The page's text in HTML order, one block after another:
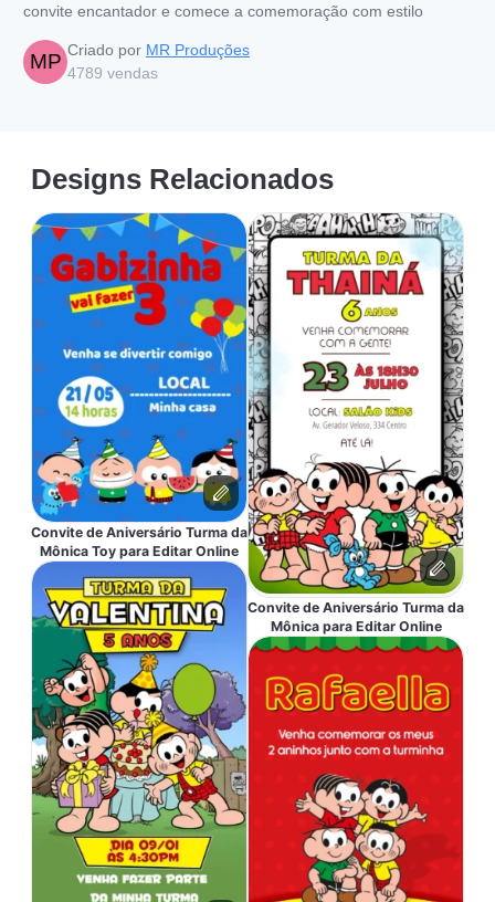
convite encantador e comece a comemoração com estilo
MP Criado por MR Produções
4789 vendas
Designs Relacionados
Convite de Aniversário Turma da
Mônica Toy para Editar Online
Convite de Aniversário Turma da
Mônica para Editar Online